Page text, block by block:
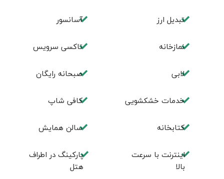
تبديل ارز آسانسور
نمازخانه تاکسی سرویس
لابی صبحانه رایگان
خدمات خشکشویی كافی شاپ
كتابخانه سالن همايش
اینترنت با سرعت
بالا
پارکینگ در اطراف
هتل